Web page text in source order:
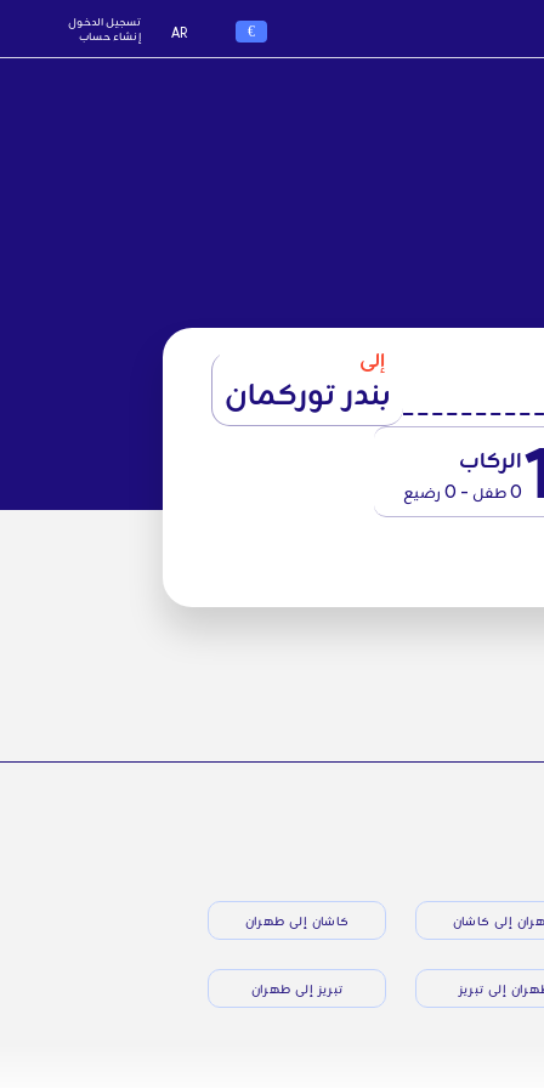
€
AR
تسجيل الدخول
إنشاء حساب
إلى
بندر توركمان
الركاب
0 طفل - 0 رضيع
إلى كاشان كاشان إلى طهران
إلى تبريز تبريز إلى طهران